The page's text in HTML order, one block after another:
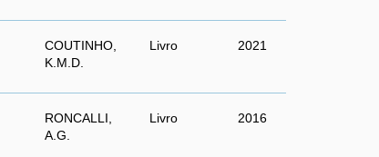
COUTINHO,
K.M.D.
Livro 2021
RONCALLI,
A.G.
Livro 2016